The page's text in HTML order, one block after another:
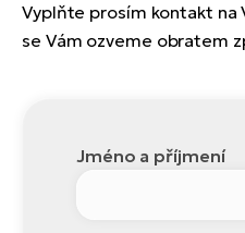
Vyplňte prosím kontakt na
se Vám ozveme obratem
Jméno a příjmení